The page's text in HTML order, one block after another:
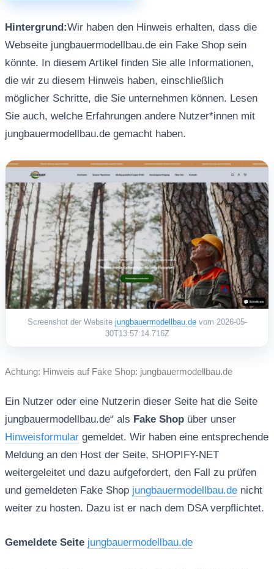
Hintergrund:Wir haben den Hinweis erhalten, dass die
Webseite jungbauermodellbau.de ein Fake Shop sein
könnte. In diesem Artikel finden Sie alle Informationen,
die wir zu diesem Hinweis haben, einschließlich
möglicher Schritte, die Sie unternehmen können. Lesen
Sie auch, welche Erfahrungen andere Nutzer*innen mit
jungbauermodellbau.de gemacht haben.
Screenshot der Website jungbauermodellbau.devom 2026-05-
30T13:57:14.716Z
Achtung: Hinweis auf Fake Shop: jungbauermodellbau.de
Ein Nutzer oder eine Nutzerin dieser Seite hat die Seite
jungbauermodellbau.de“ als Fake Shopüber unser
Hinweisformulargemeldet. Wir haben eine entsprechende
Meldung an den Host der Seite, SHOPIFY-NET
weitergeleitet und dazu aufgefordert, den Fall zu prüfen
und gemeldeten Fake Shop jungbauermodellbau.denicht
weiter zu hosten. Dazu ist er nach dem DSA verpflichtet.
Gemeldete Seite jungbauermodellbau.de